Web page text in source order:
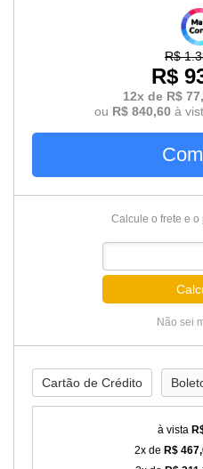
R$
R$
12x de R$
ou R$ 840,60 à
Calcule o frete e
Não sei
Cartão de Crédito
à vista
2x de R$